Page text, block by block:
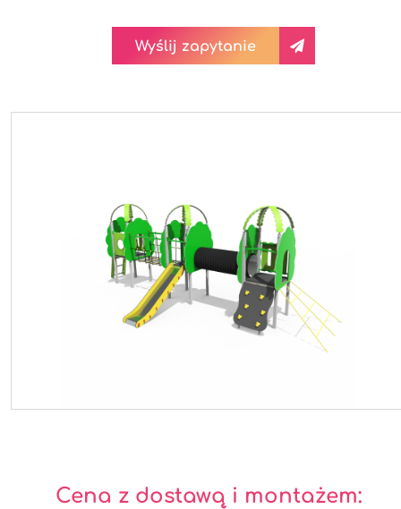
Wyślij zapytanie
Cena z dostawą i montażem: